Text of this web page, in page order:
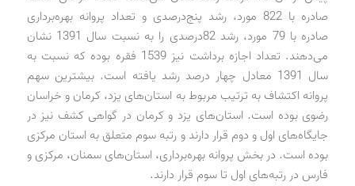
صادره با 822 مورد، رشد پنج‌درصدی و تعداد پروانه بهره‌برداری
صادره با 79 مورد، رشد 82‌درصدی را به نسبت سال 1391 نشان
می‌دهند. تعداد اجازه برداشت نیز 1539 فقره بوده که نسبت به
سال 1391 معادل چهار درصد رشد یافته است. بیشترین سهم
پروانه اکتشاف به ترتیب مربوط به استان‌های یزد، کرمان و خراسان
رضوی بوده است. استان‌های یزد و کرمان در گواهی کشف نیز در
جایگاه‌های اول و دوم قرار دارند و رتبه سوم متعلق به استان مرکزی
بوده است. در بخش پروانه بهره‌برداری، استان‌های سمنان، مرکزی و
فارس در رتبه‌های اول تا سوم قرار دارند.